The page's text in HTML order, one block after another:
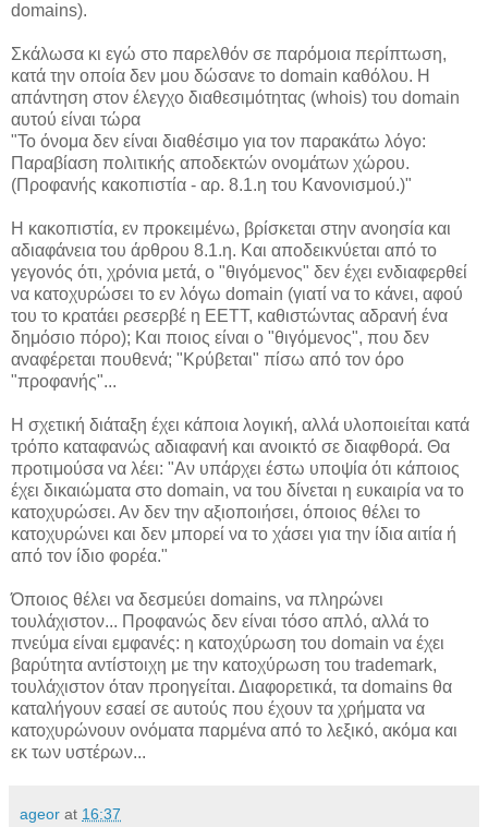
domains).
Σκάλωσα κι εγώ στο παρελθόν σε παρόμοια περίπτωση,
κατά την οποία δεν μου δώσανε το domain καθόλου. Η
απάντηση στον έλεγχο διαθεσιμότητας (whois) του domain
αυτού είναι τώρα
"Το όνομα δεν είναι διαθέσιμο για τον παρακάτω λόγο:
Παραβίαση πολιτικής αποδεκτών ονομάτων χώρου.
(Προφανής κακοπιστία - αρ. 8.1.η του Κανονισμού.)"
Η κακοπιστία, εν προκειμένω, βρίσκεται στην ανοησία και
αδιαφάνεια του άρθρου 8.1.η. Και αποδεικνύεται από το
γεγονός ότι, χρόνια μετά, ο "θιγόμενος" δεν έχει ενδιαφερθεί
να κατοχυρώσει το εν λόγω domain (γιατί να το κάνει, αφού
του το κρατάει ρεσερβέ η ΕΕΤΤ, καθιστώντας αδρανή ένα
δημόσιο πόρο); Και ποιος είναι ο "θιγόμενος", που δεν
αναφέρεται πουθενά; "Κρύβεται" πίσω από τον όρο
"προφανής"...
Η σχετική διάταξη έχει κάποια λογική, αλλά υλοποιείται κατά
τρόπο καταφανώς αδιαφανή και ανοικτό σε διαφθορά. Θα
προτιμούσα να λέει: "Αν υπάρχει έστω υποψία ότι κάποιος
έχει δικαιώματα στο domain, να του δίνεται η ευκαιρία να το
κατοχυρώσει. Αν δεν την αξιοποιήσει, όποιος θέλει το
κατοχυρώνει και δεν μπορεί να το χάσει για την ίδια αιτία ή
από τον ίδιο φορέα."
Όποιος θέλει να δεσμεύει domains, να πληρώνει
τουλάχιστον... Προφανώς δεν είναι τόσο απλό, αλλά το
πνεύμα είναι εμφανές: η κατοχύρωση του domain να έχει
βαρύτητα αντίστοιχη με την κατοχύρωση του trademark,
τουλάχιστον όταν προηγείται. Διαφορετικά, τα domains θα
καταλήγουν εσαεί σε αυτούς που έχουν τα χρήματα να
κατοχυρώνουν ονόματα παρμένα από το λεξικό, ακόμα και
εκ των υστέρων...
ageor at 16:37